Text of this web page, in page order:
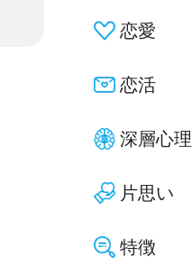
恋愛
恋活
深層心理
片思い
特徴